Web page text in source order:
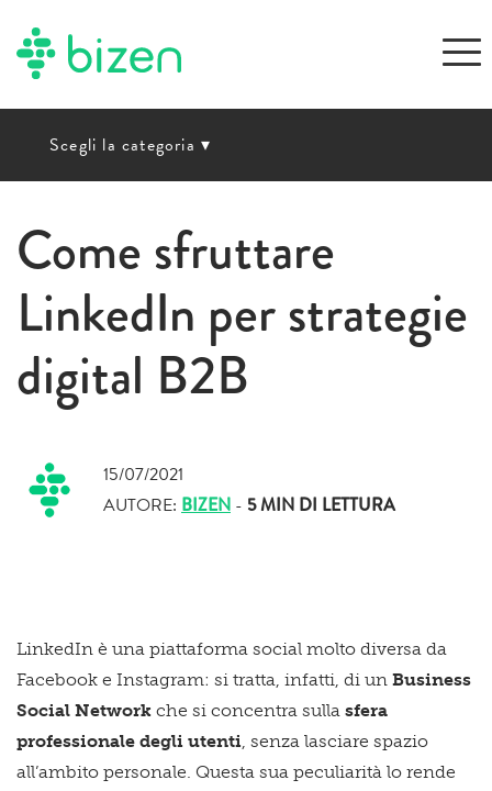
Scegli la categoria ▾
Come sfruttare
LinkedIn per strategie
digital B2B
15/07/2021
AUTORE: BIZEN - 5 MIN DI LETTURA
LinkedIn è una piattaforma social molto diversa da
Facebook e Instagram: si tratta, infatti, di un Business
Social Network che si concentra sulla sfera
professionale degli utenti , senza lasciare spazio
all’ambito personale. Questa sua peculiarità lo rende